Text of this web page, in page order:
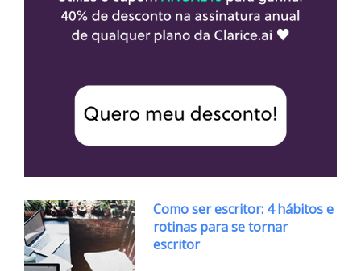
Como ser escritor: 4 hábitos e
rotinas para se tornar
escritor